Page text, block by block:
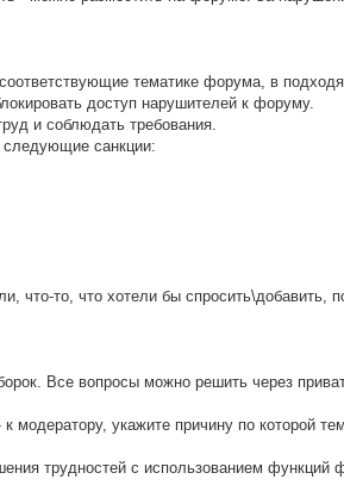
тематике форума, в
доступ нарушителей к форуму.
и соблюдать требования.
следующие санкции:
что-то, что хотели бы спросить\добавить,
Все вопросы можно решить через
укажите причину по которой
трудностей с использованием